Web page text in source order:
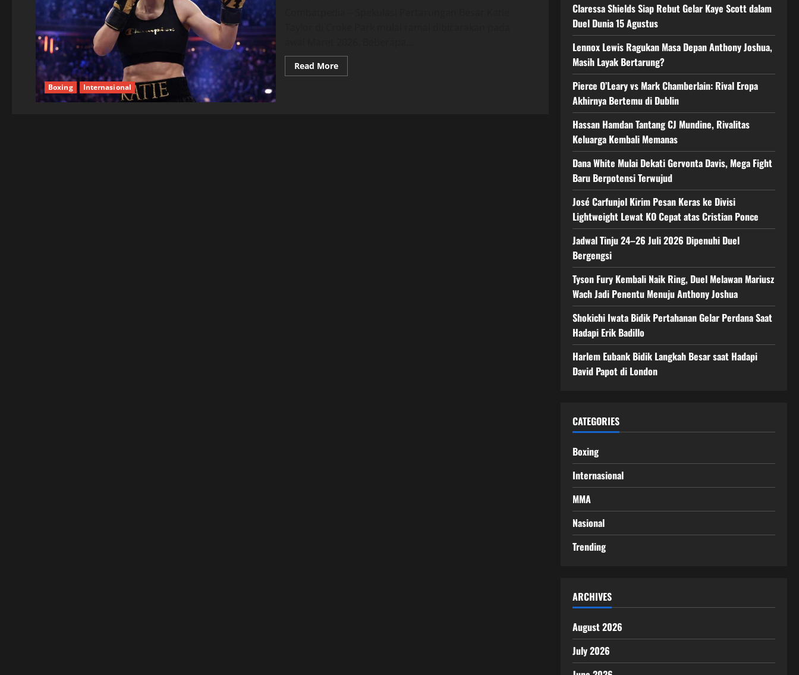
Boxing Internasional
Read MoreRead
more
Claressa Shields Siap Rebut Gelar Kaye Scott dalam
Duel Dunia 15 Agustus
Lennox Lewis Ragukan Masa Depan Anthony Joshua,
Masih Layak Bertarung?
Pierce O’Leary vs Mark Chamberlain: Rival Eropa
Akhirnya Bertemu di Dublin
Hassan Hamdan Tantang CJ Mundine, Rivalitas
Keluarga Kembali Memanas
Dana White Mulai Dekati Gervonta Davis, Mega Fight
Baru Berpotensi Terwujud
José Carfunjol Kirim Pesan Keras ke Divisi
Lightweight Lewat KO Cepat atas Cristian Ponce
Jadwal Tinju 24–26 Juli 2026 Dipenuhi Duel
Bergengsi
Tyson Fury Kembali Naik Ring, Duel Melawan Mariusz
Wach Jadi Penentu Menuju Anthony Joshua
Shokichi Iwata Bidik Pertahanan Gelar Perdana Saat
Hadapi Erik Badillo
Harlem Eubank Bidik Langkah Besar saat Hadapi
David Papot di London
CATEGORIES
Boxing
Internasional
MMA
Nasional
Trending
ARCHIVES
August 2026
July 2026